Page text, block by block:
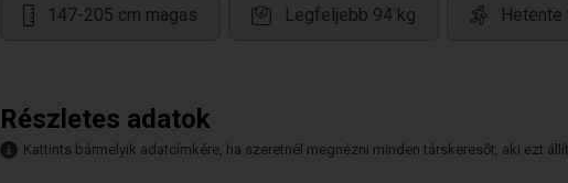
147-205 cm magas Legfeljebb 94 kg
Részletes adatok
Kattints bármelyik adatcímkére, ha szeretnél megnézni minden társkeresőt, aki ezt